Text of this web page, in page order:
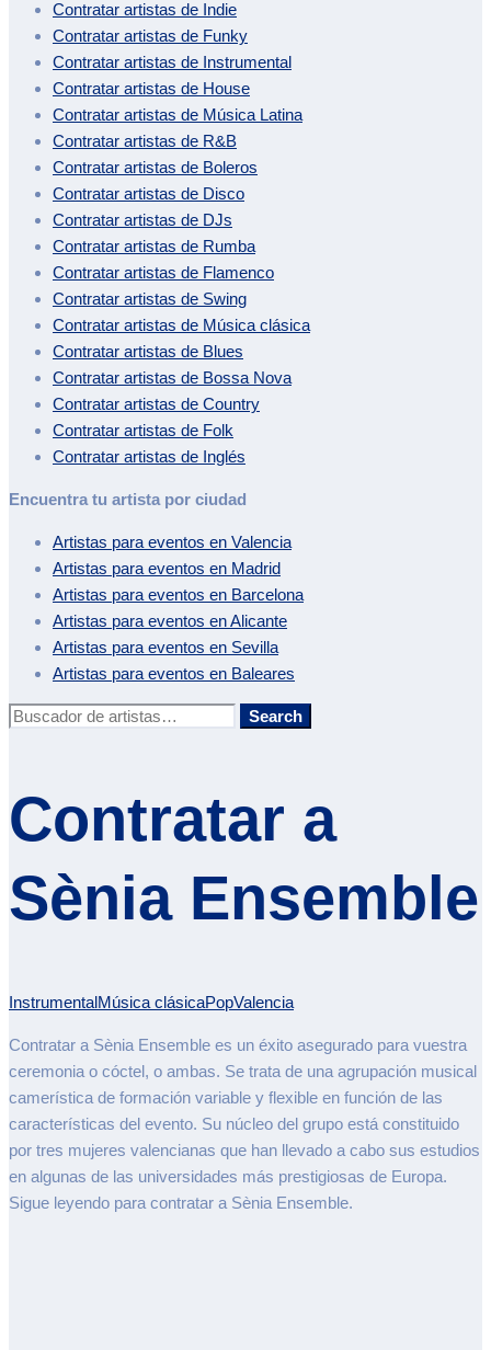
Contratar artistas de Indie
Contratar artistas de Funky
Contratar artistas de Instrumental
Contratar artistas de House
Contratar artistas de Música Latina
Contratar artistas de R&B
Contratar artistas de Boleros
Contratar artistas de Disco
Contratar artistas de DJs
Contratar artistas de Rumba
Contratar artistas de Flamenco
Contratar artistas de Swing
Contratar artistas de Música clásica
Contratar artistas de Blues
Contratar artistas de Bossa Nova
Contratar artistas de Country
Contratar artistas de Folk
Contratar artistas de Inglés
Encuentra tu artista por ciudad
Artistas para eventos en Valencia
Artistas para eventos en Madrid
Artistas para eventos en Barcelona
Artistas para eventos enAlicante
Artistas para eventos en Sevilla
Artistas para eventos en Baleares
Buscar: Search
Contratar a
Sènia Ensemble
InstrumentalMúsica clásicaPopValencia
Contratar a Sènia Ensemble es un éxito asegurado para vuestra
ceremonia o cóctel, o ambas. Se trata de una agrupación musical
camerística de formación variable y flexible en función de las
características del evento. Su núcleo del grupo está constituido
por tres mujeres valencianas que han llevado a cabo sus estudios
en algunas de las universidades más prestigiosas de Europa.
Sigue leyendo para contratar a Sènia Ensemble.